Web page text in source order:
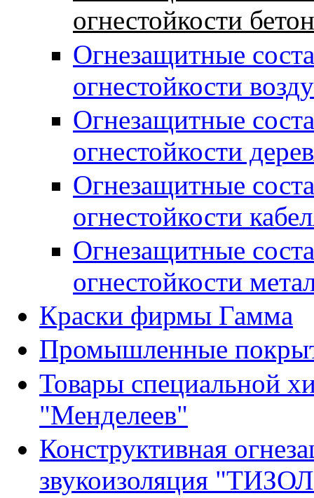
огнестойкости
Огнезащитные
огнестойкости
Огнезащитные
огнестойкости
Огнезащитные
огнестойкости
Огнезащитные
огнестойкости
Краски фирмы Гамма
Промышленные
Товары специальной
"Менделеев"
Конструктивная
звукоизоляция